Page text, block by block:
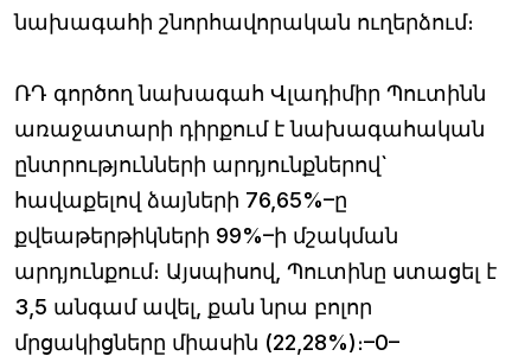
նախագահի շնորհավորական ուղերձում։
ՌԴ գործող նախագահ Վլադիմիր Պուտինն
առաջատարի դիրքում է նախագահական
ընտրությունների արդյունքներով`
հավաքելով ձայների 76,65%–ը
քվեաթերթիկների 99%–ի մշակման
արդյունքում։ Այսպիսով, Պուտինը ստացել է
3,5 անգամ ավել, քան նրա բոլոր
մրցակիցները միասին (22,28%)։–0–